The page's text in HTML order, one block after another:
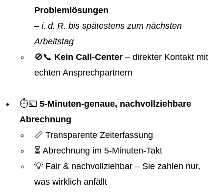
Problemlösungen
– i. d. R. bis spätestens zum nächsten
Arbeitstag
🚫📞 Kein Call-Center – direkter Kontakt mit
echten Ansprechpartnern
⏱️💶 5-Minuten-genaue, nachvollziehbare
Abrechnung
📏 Transparente Zeiterfassung
⏳ Abrechnung im 5-Minuten-Takt
💡 Fair & nachvollziehbar – Sie zahlen nur,
was wirklich anfällt